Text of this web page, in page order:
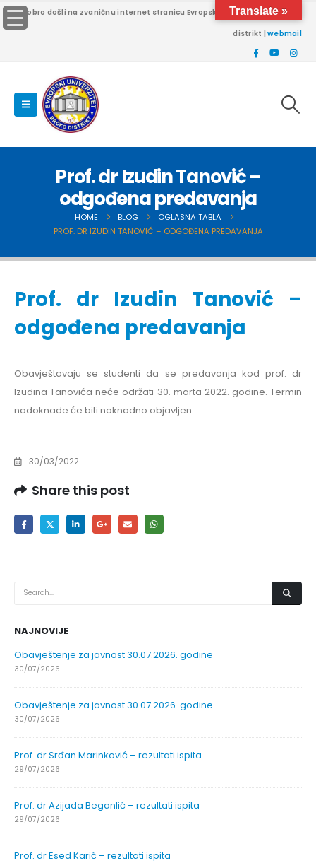
Dobro došli na zvaničnu internet stranicu Evropskog univerziteta Brčko
distrikt |webmail
Prof. dr Izudin Tanović –
odgođena predavanja
HOME BLOG
OGLASNA TABLA
PROF. DR IZUDIN TANOVIĆ – ODGOĐENA PREDAVANJA
Prof. dr Izudin Tanović –
odgođena predavanja
Obavještavaju se studenti da se predavanja kod prof. dr
Izudina Tanovića neće održati 30. marta 2022. godine. Termin
nadoknade će biti naknadno objavljen.
30/03/2022
Share this post
NAJNOVIJE
Obavještenje za javnost 30.07.2026. godine
30/07/2026
Obavještenje za javnost 30.07.2026. godine
30/07/2026
Prof. dr Srđan Marinković – rezultati ispita
29/07/2026
Prof. dr Azijada Beganlić – rezultati ispita
29/07/2026
Prof. dr Esed Karić – rezultati ispita
Translate »